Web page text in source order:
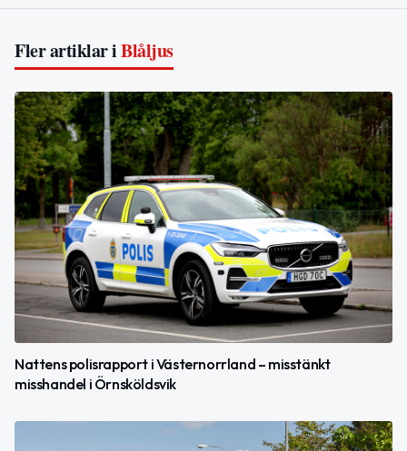
Fler artiklar iBlåljus
Nattens polisrapport i Västernorrland – misstänkt
misshandel i Örnsköldsvik